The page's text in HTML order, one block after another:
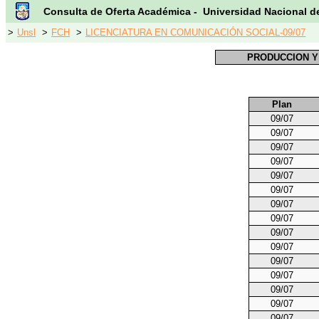
Consulta de Oferta Académica - Universidad Nacional
> Unsl > FCH > LICENCIATURA EN COMUNICACIÓN SOCIAL-09/07
PRODUCCION
Plan
09/07
09/07
09/07
09/07
09/07
09/07
09/07
09/07
09/07
09/07
09/07
09/07
09/07
09/07